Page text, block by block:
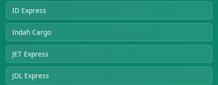
ID Express
Indah Cargo
JET Express
JDL Express